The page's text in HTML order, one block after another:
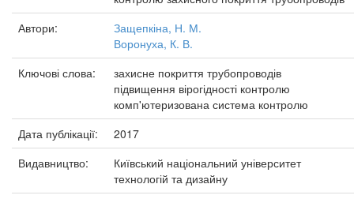
Автори:
Защепкіна, Н. М.
Воронуха, К. В.
Ключові слова:
захисне покриття трубопроводів
підвищення вірогідності контролю
комп'ютеризована система контролю
Дата публікації:
2017
Видавництво:
Київський національний університет
технологій та дизайну